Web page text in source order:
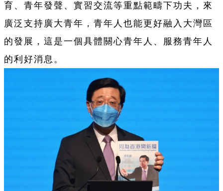
育、青年發聲、實習交流等重點範疇下功夫，來
廣泛支持廣大青年，青年人也能更好融入大灣區
的發展，這是一個具體關心青年人、服務青年人
的利好消息。